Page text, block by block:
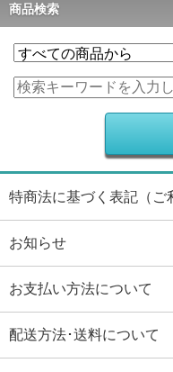
商品検索
特商法に基づく表記（ご
お知らせ
お支払い方法について
配送方法･送料について